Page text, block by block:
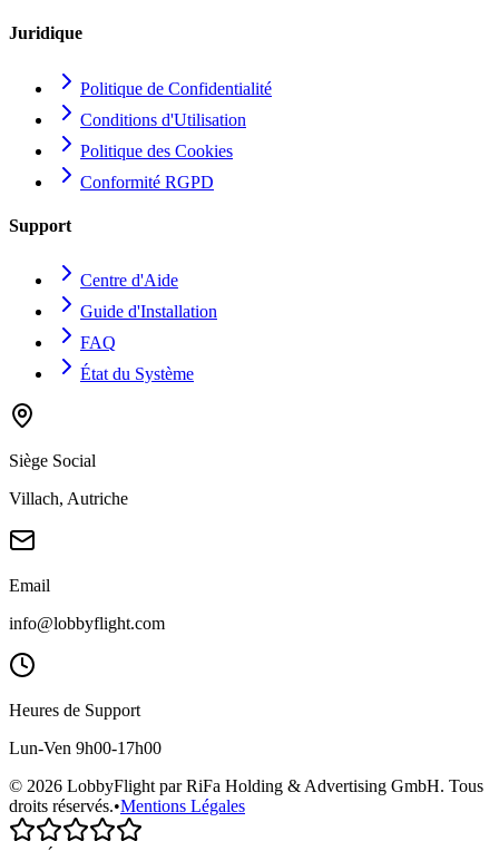
Juridique
Politique de Confidentialité
Conditions d'Utilisation
Politique des Cookies
Conformité RGPD
Support
Centre d'Aide
Guide d'Installation
FAQ
État du Système
Siège Social
Villach, Autriche
Email
info@lobbyflight.com
Heures de Support
Lun-Ven 9h00-17h00
© 2026 LobbyFlight par RiFa Holding & Advertising GmbH. Tous
droits réservés.•Mentions Légales